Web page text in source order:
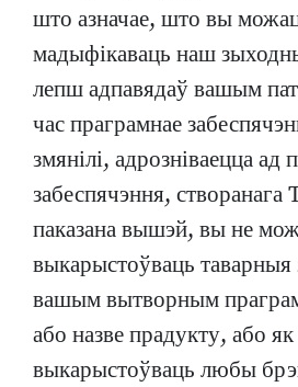
што азначае, што вы
мадыфікаваць наш
лепш адпавядаў вашым
час праграмнае
змянілі, адрозніваецца ад
забеспячэння, створанага
паказана вышэй, вы не
выкарыстоўваць таварныя
вашым вытворным
або назве прадукту, або
выкарыстоўваць любы